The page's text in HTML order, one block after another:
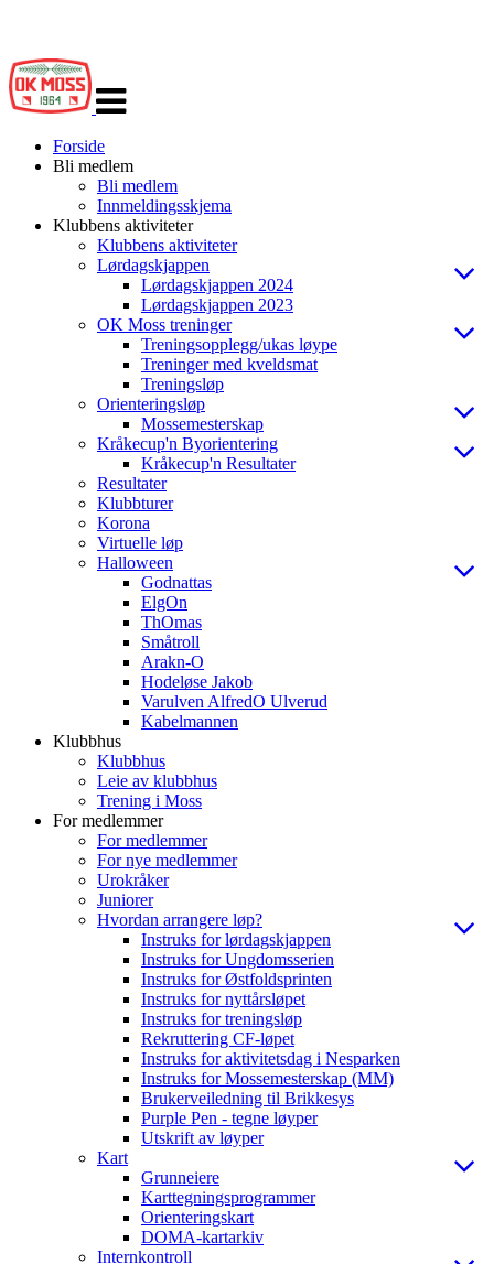
navigasjon
Forside
Bli medlem
Bli medlem
Innmeldingsskjema
Klubbens aktiviteter
Klubbens aktiviteter
Lørdagskjappen
Lørdagskjappen 2024
Lørdagskjappen 2023
OK Moss treninger
Treningsopplegg/ukas løype
Treninger med kveldsmat
Treningsløp
Orienteringsløp
Mossemesterskap
Kråkecup'n Byorientering
Kråkecup'n Resultater
Resultater
Klubbturer
Korona
Virtuelle løp
Halloween
Godnattas
ElgOn
ThOmas
Småtroll
Arakn-O
Hodeløse Jakob
Varulven AlfredO Ulverud
Kabelmannen
Klubbhus
Klubbhus
Leie av klubbhus
Trening i Moss
For medlemmer
For medlemmer
For nye medlemmer
Urokråker
Juniorer
Hvordan arrangere løp?
Instruks for lørdagskjappen
Instruks for Ungdomsserien
Instruks for Østfoldsprinten
Instruks for nyttårsløpet
Instruks for treningsløp
Rekruttering CF-løpet
Instruks for aktivitetsdag i Nesparken
Instruks for Mossemesterskap (MM)
Brukerveiledning til Brikkesys
Purple Pen - tegne løyper
Utskrift av løyper
Kart
Grunneiere
Karttegningsprogrammer
Orienteringskart
DOMA-kartarkiv
Internkontroll